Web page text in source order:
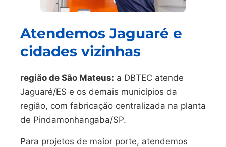
Atendemos Jaguaré e
cidades vizinhas
região de São Mateus: a DBTEC atende
Jaguaré/ES e os demais municípios da
região, com fabricação centralizada na planta
de Pindamonhangaba/SP.
Para projetos de maior porte, atendemos